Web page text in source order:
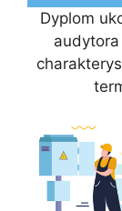
Dyplom